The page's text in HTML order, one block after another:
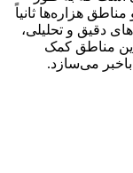
هزاره‌ها ثانیاً
دقیق و تحلیلی،
مناطق کمک
می‌سازد.